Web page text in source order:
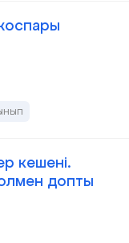
кешені.
допты